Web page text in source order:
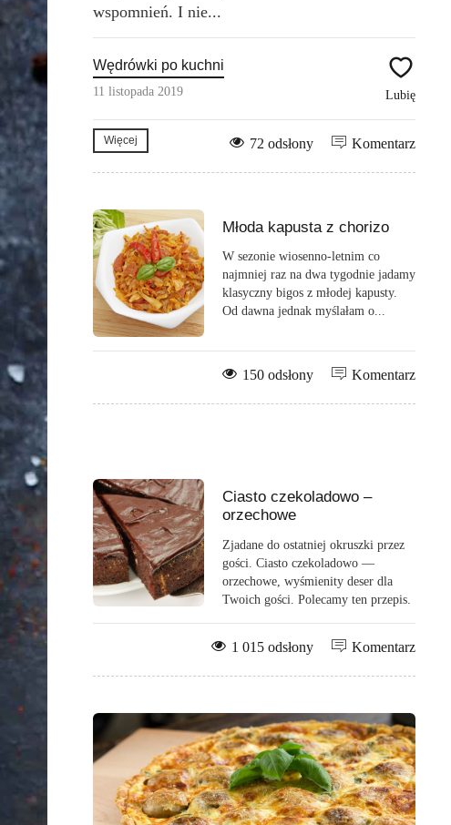
wspomnień. I nie...
Wędrówki po kuchni
11 listopada 2019 Lubię
Więcej Komentarz
72 odsłony
Młoda kapusta z chorizo
W sezonie wiosenno-letnim co
najmniej raz na dwa tygodnie jadamy
klasyczny bigos z młodej kapusty.
Od dawna jednak myślałam o...
Komentarz
150 odsłony
Ciasto czekoladowo –
orzechowe
Zjadane do ostatniej okruszki przez
gości. Ciasto czekoladowo —
orzechowe, wyśmienity deser dla
Twoich gości. Polecamy ten przepis.
Komentarz
1 015 odsłony